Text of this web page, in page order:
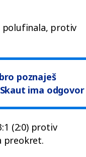
polufinala, protiv
poznaješ
ima odgovor
(2:0) protiv
preokret.